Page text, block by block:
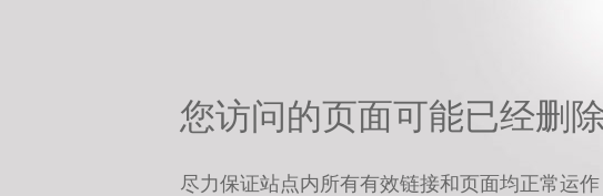
您访问的页面可能已经删
尽力保证站点内所有有效链接和页面均正常运作